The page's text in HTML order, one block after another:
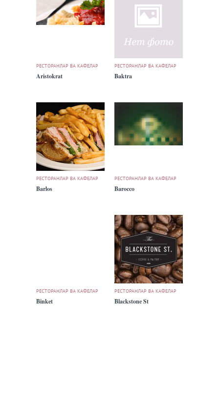
РЕСТОРАНЛАР ВА КАФЕЛАР
Aristokrat
РЕСТОРАНЛАР ВА КАФЕЛАР
Baktra
РЕСТОРАНЛАР ВА КАФЕЛАР
Barlos
РЕСТОРАНЛАР ВА КАФЕЛАР
Barocco
РЕСТОРАНЛАР ВА КАФЕЛАР
Binket
РЕСТОРАНЛАР ВА КАФЕЛАР
Blackstone St